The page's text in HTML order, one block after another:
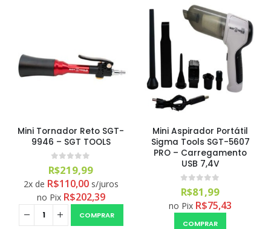
Mini Tornador Reto SGT-
9946 – SGT TOOLS
R$219,99
2x de R$110,00 s/juros
no Pix R$202,39
COMPRAR
Mini Aspirador Portátil
Sigma Tools SGT-5607
PRO – Carregamento
USB 7,4V
R$81,99
no Pix R$75,43
COMPRAR